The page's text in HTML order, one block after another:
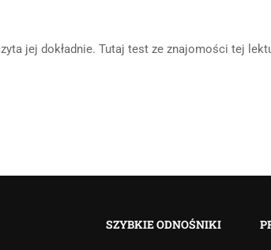
jej dokładnie. Tutaj test ze znajomości tej
SZYBKIE ODNOŚNIKI